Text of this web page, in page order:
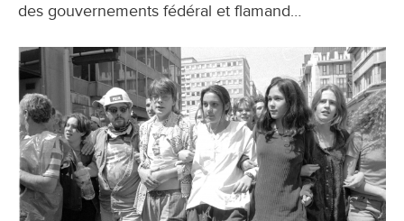
des gouvernements fédéral et flamand…